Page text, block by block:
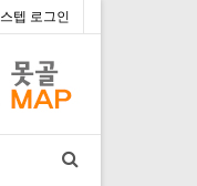
스텝 로그인